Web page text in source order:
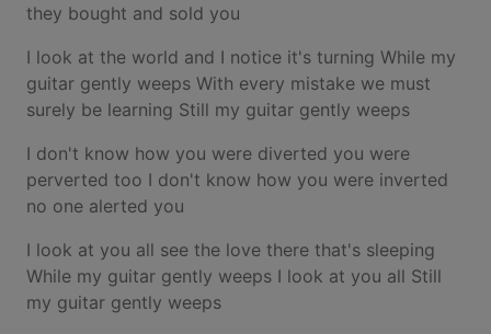
they bought and sold you
I look at the world and I notice it's turning While my
guitar gently weeps With every mistake we must
surely be learning Still my guitar gently weeps
I don't know how you were diverted you were
perverted too I don't know how you were inverted
no one alerted you
I look at you all see the love there that's sleeping
While my guitar gently weeps I look at you all Still
my guitar gently weeps